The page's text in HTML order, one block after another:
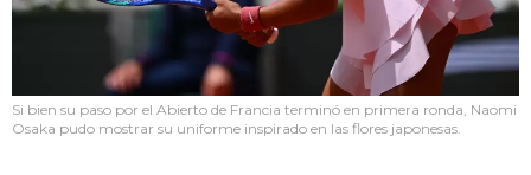
Si bien su paso por el Abierto de Francia terminó en primera ronda, Naomi
Osaka pudo mostrar su uniforme inspirado en las flores japonesas.